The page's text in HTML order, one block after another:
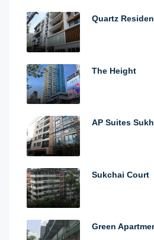
Quartz
The Height
AP Suites
Sukchai Court
Green